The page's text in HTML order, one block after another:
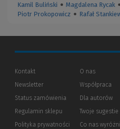
Kamil Buliński ● Magdalena Rycak ●
Piotr Prokopowicz ● Rafał
Kontakt
Newsletter
Status zamówienia
Regulamin sklepu
Polityka prywatności (Nowe
(Link
O nas
Współpraca
Dla autorów
Twoje sugestie
Co nas